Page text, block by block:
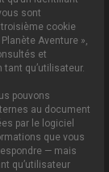
sont
cookie
Aventure »,
et
qu’utilisateur.
pouvons
au document
par le logiciel
que vous
— mais
qu’utilisateur